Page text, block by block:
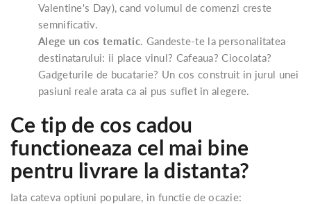
Valentine's Day), cand volumul de comenzi creste
semnificativ.
Alege un cos tematic. Gandeste-te la personalitatea
destinatarului: ii place vinul? Cafeaua? Ciocolata?
Gadgeturile de bucatarie? Un cos construit in jurul unei
pasiuni reale arata ca ai pus suflet in alegere.
Ce tip de cos cadou
functioneaza cel mai bine
pentru livrare la distanta?
Iata cateva optiuni populare, in functie de ocazie: